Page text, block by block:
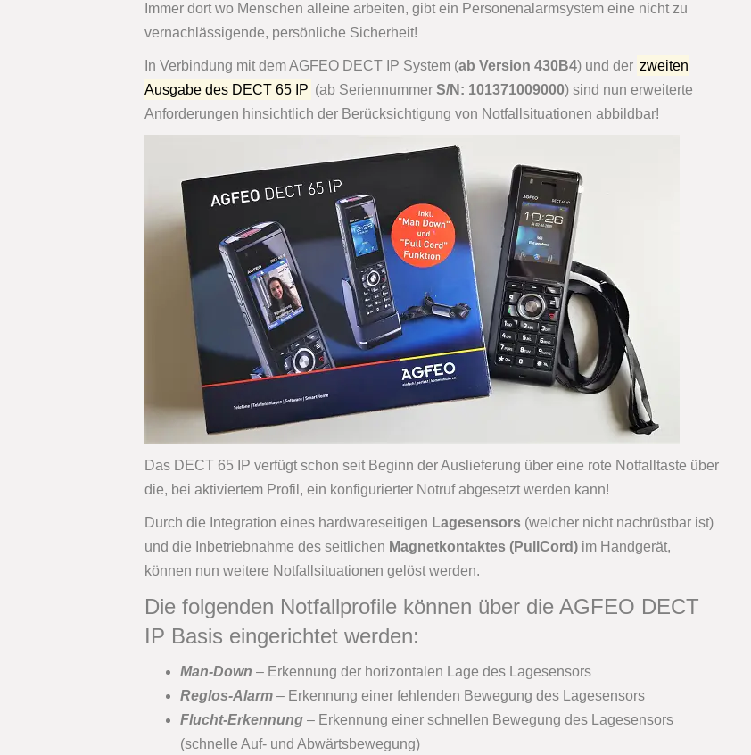
Immer dort wo Menschen alleine arbeiten, gibt ein Personenalarmsystem eine nicht zu
vernachlässigende, persönliche Sicherheit!
In Verbindung mit dem AGFEO DECT IP System (ab Version 430B4) und der zweiten
Ausgabe des DECT 65 IP (ab SeriennummerS/N: 101371009000) sind nun erweiterte
Anforderungen hinsichtlich der Berücksichtigung von Notfallsituationen abbildbar!
Das DECT 65 IP verfügt schon seit Beginn der Auslieferung über eine rote Notfalltaste über
die, bei aktiviertem Profil, ein konfigurierter Notruf abgesetzt werden kann!
Durch die Integration eines hardwareseitigen Lagesensors (welcher nicht nachrüstbar ist)
und die Inbetriebnahme des seitlichen Magnetkontaktes (PullCord) im Handgerät,
können nun weitere Notfallsituationen gelöst werden.
Die folgenden Notfallprofile können über die AGFEO DECT
IP Basis eingerichtet werden:
Man-Down – Erkennung der horizontalen Lage des Lagesensors
Reglos-Alarm – Erkennung einer fehlenden Bewegung des Lagesensors
Flucht-Erkennung – Erkennung einer schnellen Bewegung des Lagesensors
(schnelle Auf- und Abwärtsbewegung)